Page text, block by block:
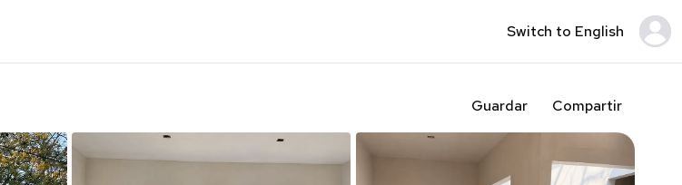
Switch to English
Guardar Compartir